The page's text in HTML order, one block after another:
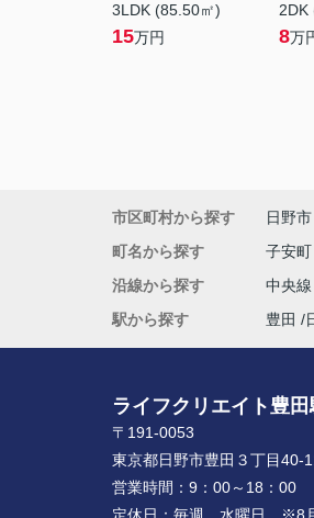
3LDK (85.50㎡)
15万円
2DK
8万
市区町村から探す 日野市
町名から探す
子安町
沿線から探す
中央線
駅から探す
豊田
ライフクリエイト豊
〒191-0053
東京都日野市豊田３丁目40-
営業時間： 9：00～18：00